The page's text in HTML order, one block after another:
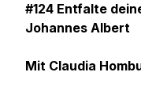
#124 Entfalte
Johannes Albert
Mit Claudia